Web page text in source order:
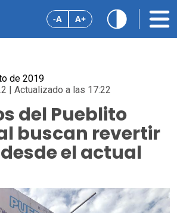
-A A+
de 2019
| Actualizado a las 17:22
del Pueblito
buscan revertir
el actual